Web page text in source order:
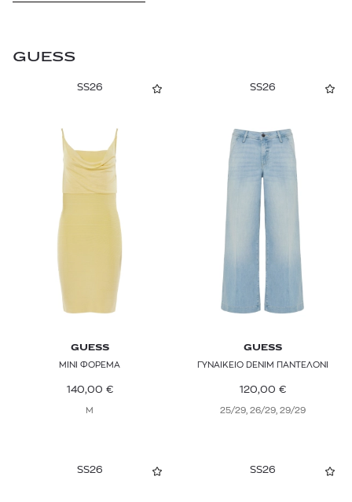
GUESS
SS26
GUESS
ΜΙΝΙ ΦΟΡΕΜΑ
140,00 €
M
SS26
GUESS
ΓΥΝΑΙΚΕΙΟ DENIM ΠΑΝΤΕΛΟΝΙ
120,00 €
25/29, 26/29, 29/29
SS26 SS26